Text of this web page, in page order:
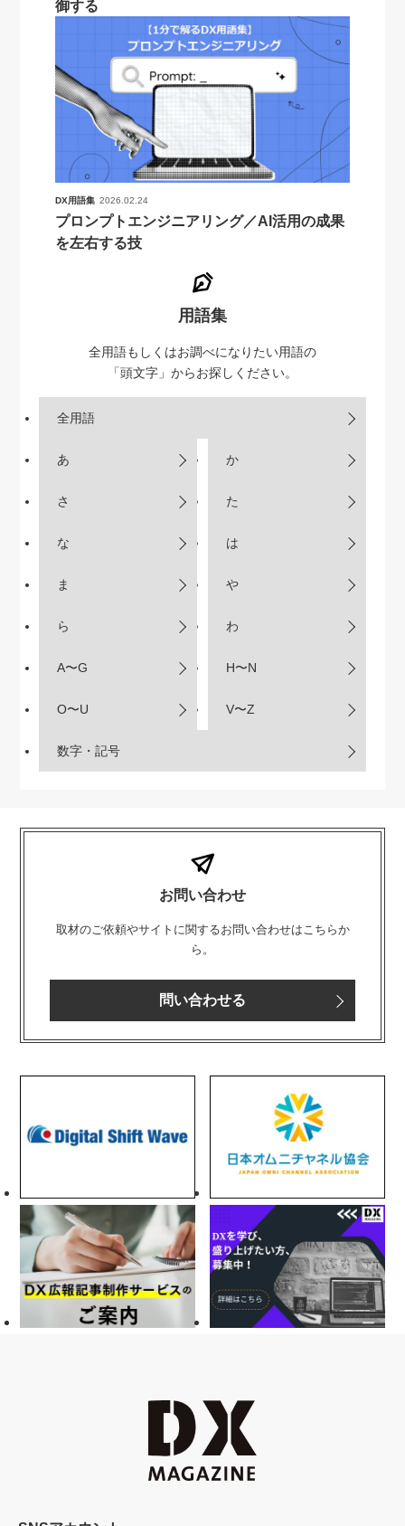
御する
DX用語集 2026.02.24
プロンプトエンジニアリング／AI活用の成果
を左右する技
用語集
全用語もしくはお調べになりたい用語の
「頭文字」からお探しください。
全用語
あ か
さ た
な は
ま や
ら わ
A〜G H〜N
O〜U V〜Z
数字・記号
お問い合わせ
取材のご依頼やサイトに関するお問い合わせはこちらか
ら。
問い合わせる